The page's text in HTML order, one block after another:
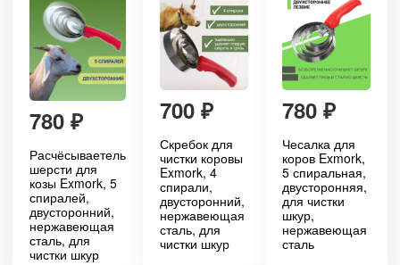
780 ₽
Расчёсываетель
шерсти для
козы Exmork, 5
спиралей,
двусторонний,
нержавеющая
сталь, для
чистки шкур
700 ₽
Скребок для
чистки коровы
Exmork, 4
спирали,
двусторонний,
нержавеющая
сталь, для
чистки шкур
780 ₽
Чесалка для
коров Exmork,
5 спиральная,
двусторонняя,
для чистки
шкур,
нержавеющая
сталь